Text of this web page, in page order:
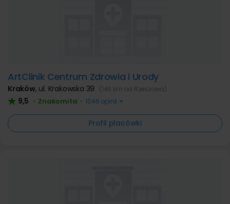
ArtClinik Centrum Zdrowia i Urody
Kraków, ul. Krakowska 39 (146 km od Rzeszowa)
9,5 • Znakomita • 1046 opinii
Profil placówki